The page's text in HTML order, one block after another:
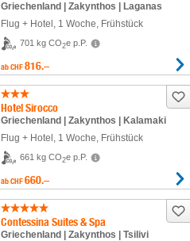
Griechenland | Zakynthos | Laganas
Flug + Hotel , 1 Woche, Frühstück
701 kg CO2e p.P.
ab CHF 816.–
Hotel Sirocco
Griechenland | Zakynthos | Kalamaki
Flug + Hotel , 1 Woche, Frühstück
661 kg CO2e p.P.
ab CHF 660.–
Contessina Suites & Spa
Griechenland | Zakynthos | Tsilivi